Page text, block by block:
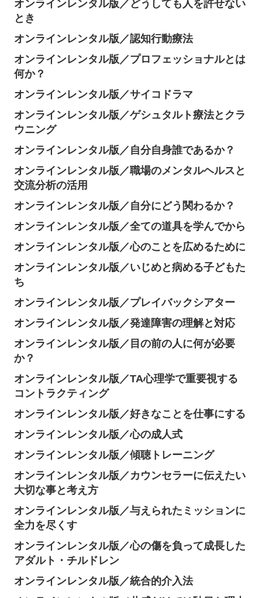
オンラインレンタル版／どうしても人を許せない
とき
オンラインレンタル版／認知行動療法
オンラインレンタル版／プロフェッショナルとは
何か？
オンラインレンタル版／サイコドラマ
オンラインレンタル版／ゲシュタルト療法とクラ
ウニング
オンラインレンタル版／自分自身誰であるか？
オンラインレンタル版／職場のメンタルヘルスと
交流分析の活用
オンラインレンタル版／自分にどう関わるか？
オンラインレンタル版／全ての道具を学んでから
オンラインレンタル版／心のことを広めるために
オンラインレンタル版／いじめと病める子どもた
ち
オンラインレンタル版／プレイバックシアター
オンラインレンタル版／発達障害の理解と対応
オンラインレンタル版／目の前の人に何が必要
か？
オンラインレンタル版／TA心理学で重要視する
コントラクティング
オンラインレンタル版／好きなことを仕事にする
オンラインレンタル版／心の成人式
オンラインレンタル版／傾聴トレーニング
オンラインレンタル版／カウンセラーに伝えたい
大切な事と考え方
オンラインレンタル版／与えられたミッションに
全力を尽くす
オンラインレンタル版／心の傷を負って成長した
アダルト・チルドレン
オンラインレンタル版／統合的介入法